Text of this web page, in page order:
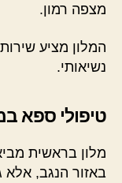
מצפה רמון.
נשיאותי.
טיפולי ספא
מלון בראשית
באזור הנגב, אלא